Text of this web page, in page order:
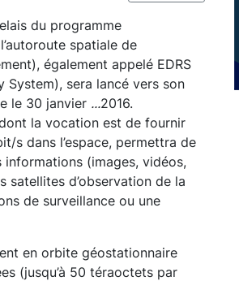
du programme
spatiale de
également appelé EDRS
System), sera lancé vers son
le 30 janvier ...2016.
la vocation est de fournir
s dans l’espace, permettra de
(images, vidéos,
satellites d’observation de la
de surveillance ou une
en orbite géostationnaire
(jusqu’à 50 téraoctets par